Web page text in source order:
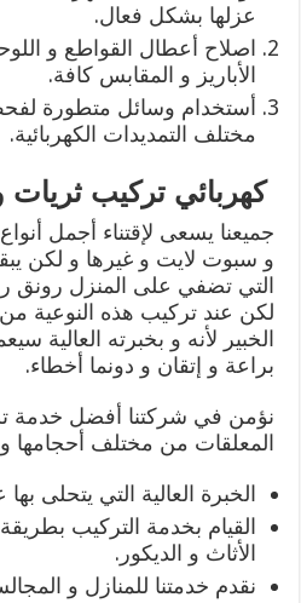
عزلها بشكل فعال.
اصلاح أعطال القواطع و
الأباريز و المقابس كافة.
أستخدام وسائل متطورة
مختلف التمديدات الكهربائية.
كهربائي تركيب ثريات
جميعنا يسعى لإقتناء أجمل
و سبوت لايت و غيرها و لكن
التي تضفي على المنزل رونق
لكن عند تركيب هذه النوعية
الخبير لأنه و بخبرته العالية
براعة و إتقان و دونما أخطاء.
نؤمن في شركتنا أفضل خدمة
المعلقات من مختلف أحجامها
الخبرة العالية التي يتحلى
القيام بخدمة التركيب
الأثاث و الديكور.
نقدم خدمتنا للمنازل و